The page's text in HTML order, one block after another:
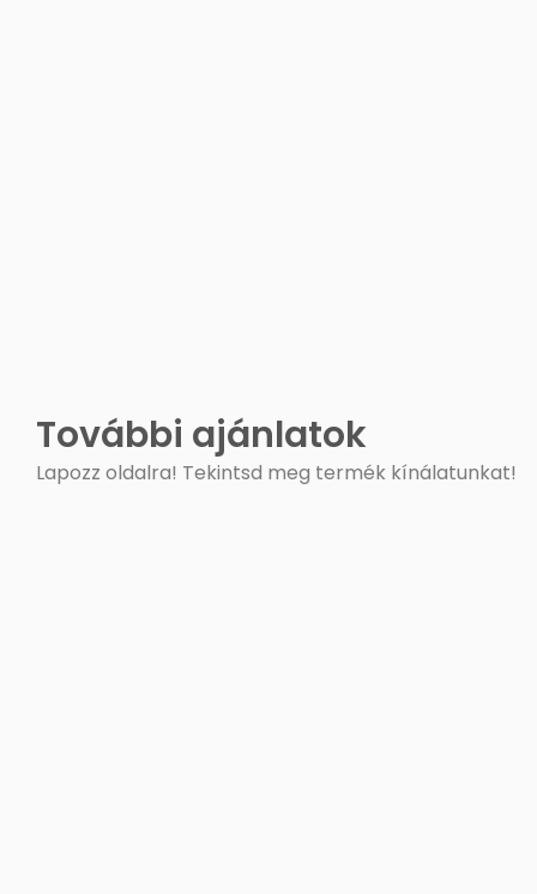
További ajánlatok
Lapozz oldalra! Tekintsd meg termék kínálatunkat!